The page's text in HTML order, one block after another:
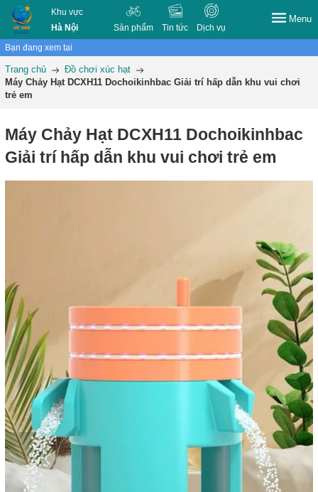
Khu vực
Hà Nội
Sản phẩm Tin tức Dịch vụ
Menu
Bạn đang xem tại
Trang chủ
Đồ chơi xúc hạt
Máy Chảy Hạt DCXH11 Dochoikinhbac Giải trí hấp dẫn khu vui chơi
trẻ em
Máy Chảy Hạt DCXH11 Dochoikinhbac
Giải trí hấp dẫn khu vui chơi trẻ em